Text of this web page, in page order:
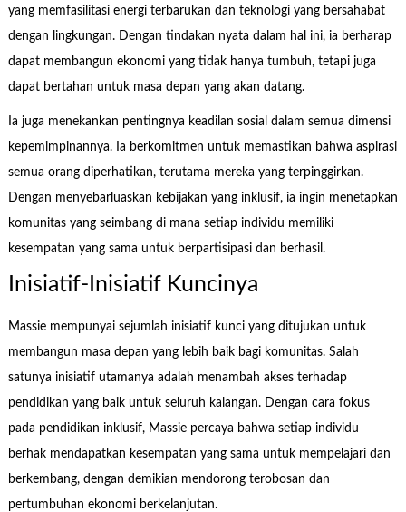
yang memfasilitasi energi terbarukan dan teknologi yang bersahabat
dengan lingkungan. Dengan tindakan nyata dalam hal ini, ia berharap
dapat membangun ekonomi yang tidak hanya tumbuh, tetapi juga
dapat bertahan untuk masa depan yang akan datang.
Ia juga menekankan pentingnya keadilan sosial dalam semua dimensi
kepemimpinannya. Ia berkomitmen untuk memastikan bahwa aspirasi
semua orang diperhatikan, terutama mereka yang terpinggirkan.
Dengan menyebarluaskan kebijakan yang inklusif, ia ingin menetapkan
komunitas yang seimbang di mana setiap individu memiliki
kesempatan yang sama untuk berpartisipasi dan berhasil.
Inisiatif-Inisiatif Kuncinya
Massie mempunyai sejumlah inisiatif kunci yang ditujukan untuk
membangun masa depan yang lebih baik bagi komunitas. Salah
satunya inisiatif utamanya adalah menambah akses terhadap
pendidikan yang baik untuk seluruh kalangan. Dengan cara fokus
pada pendidikan inklusif, Massie percaya bahwa setiap individu
berhak mendapatkan kesempatan yang sama untuk mempelajari dan
berkembang, dengan demikian mendorong terobosan dan
pertumbuhan ekonomi berkelanjutan.